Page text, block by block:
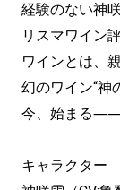
経験のない神
リスマワイン
ワインとは、
幻のワイン“神
今、始まる
キャラクター